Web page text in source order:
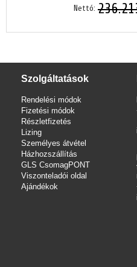
Nettó:
Szolgáltatások
Rendelési módok
Fizetési módok
Részletfizetés
Lizing
Személyes átvétel
Házhozszállítás
GLS CsomagPONT
Viszonteladói oldal
Ajándékok